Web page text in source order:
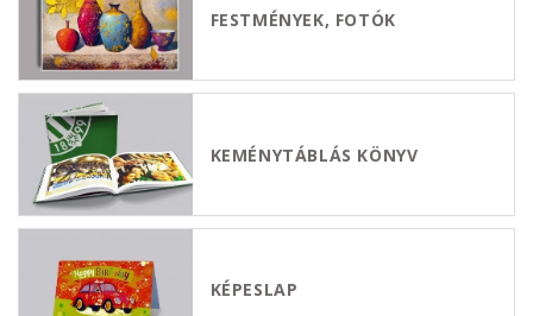
FESTMÉNYEK, FOTÓK
KEMÉNYTÁBLÁS KÖNYV
KÉPESLAP